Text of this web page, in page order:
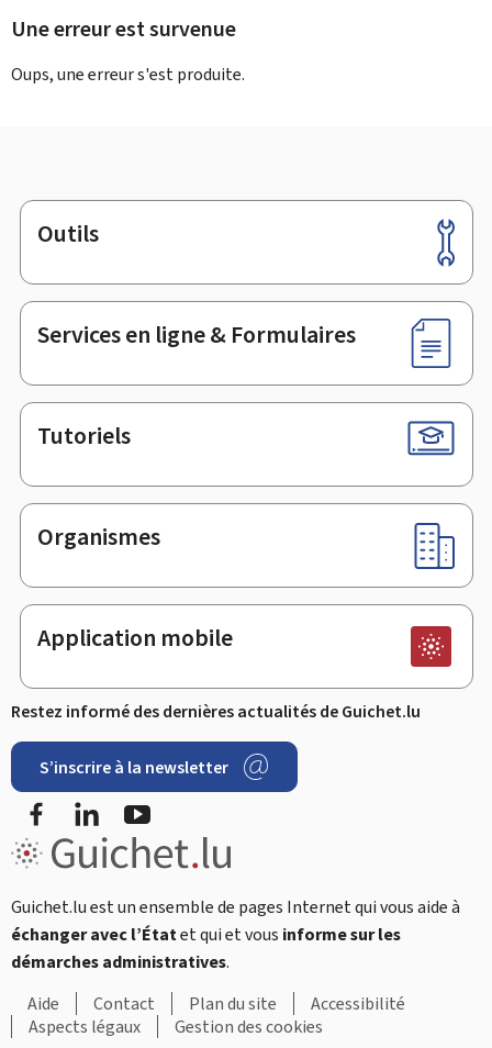
Une erreur est survenue
Oups, une erreur s'est produite.
Pied
de
page
Outils
Services en ligne & Formulaires
Tutoriels
Organismes
Application mobile
Restez informé des dernières actualités de Guichet.lu
S’inscrire à la newsletter
FacebookLinkedIn
Guichet.lu est un ensemble de pages Internet qui vous aide à
échanger avec l’Étatet qui et vous informe sur les
démarches administratives.
Aide
Contact Plan du site
Accessibilité
Aspects légaux
Gestion des cookies